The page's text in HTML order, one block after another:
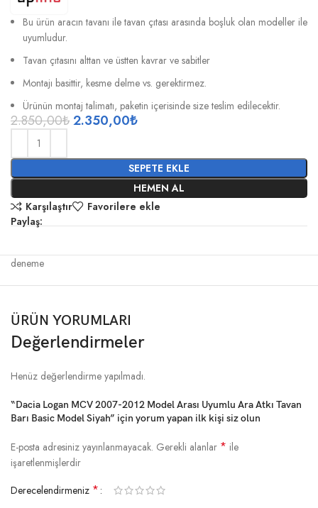
Bu ürün aracın tavanı ile tavan çıtası arasında boşluk olan modeller ile
uyumludur.
Tavan çıtasını alttan ve üstten kavrar ve sabitler
Montajı basittir, kesme delme vs. gerektirmez.
Ürünün montaj talimatı, paketin içerisinde size teslim edilecektir.
2.850,00₺2.350,00₺
SEPETE EKLE
HEMEN AL
Karşılaştır
Favorilere ekle
Paylaş:
deneme
ÜRÜN YORUMLARI
Değerlendirmeler
Henüz değerlendirme yapılmadı.
“Dacia Logan MCV 2007-2012 Model Arası Uyumlu Ara Atkı Tavan
Barı Basic Model Siyah” için yorum yapan ilk kişi siz olun
E-posta adresiniz yayınlanmayacak. Gerekli alanlar * ile
işaretlenmişlerdir
Derecelendirmeniz *